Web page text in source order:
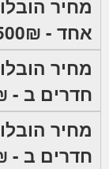
מחיר
אחד - 500₪-1000₪
חדרים ב - 800₪-1500₪
חדרים ב - 1200₪-2000₪